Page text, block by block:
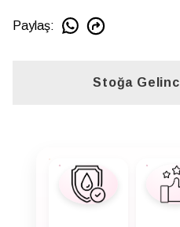
Paylaş:
Stoğa